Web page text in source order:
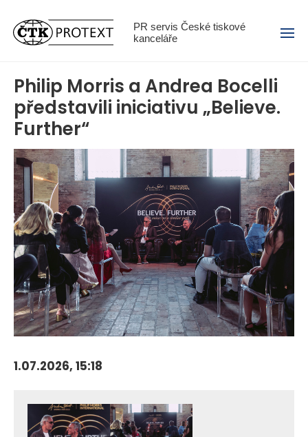
PR servis České tiskové
kanceláře
Menu
Philip Morris a Andrea Bocelli
představili iniciativu „Believe.
Further“
1.07.2026, 15:18